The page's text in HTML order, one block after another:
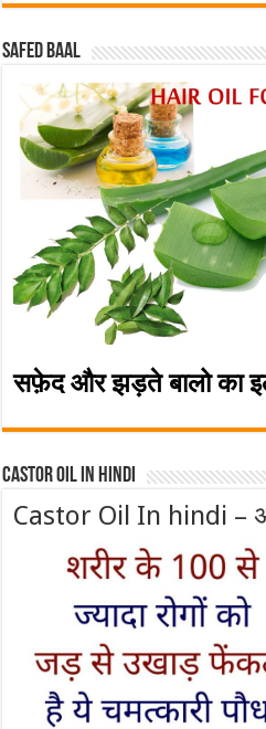
Safed baal
सफ़ेद और झड़ते बालो का
Castor Oil In Hindi
Castor Oil In hindi –